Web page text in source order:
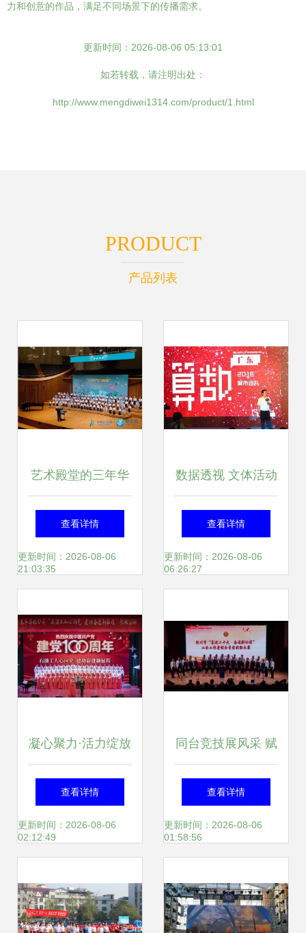
力和创意的作品，满足不同场景下的传播需求。
更新时间：2026-08-06 05:13:01
如若转载，请注明出处：
http://www.mengdiwei1314.com/product/1.html
PRODUCT
产品列表
艺术殿堂的三年华
章 江苏大剧院
1600场演出吸引
查看详情
更新时间：2026-08-06
21:03:35
数据透视 文体活动
策划如何诠释广东
在大数据时代的新
查看详情
更新时间：2026-08-06
06:26:27
凝心聚力·活力绽放
——公司工会2021
年度文体活动策划
查看详情
更新时间：2026-08-06
02:12:49
同台竞技展风采 赋
能成长提素质——
关于举办综合性文
查看详情
更新时间：2026-08-06
01:58:56